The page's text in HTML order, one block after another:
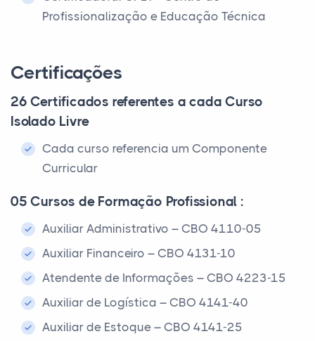
Profissionalização e Educação Técnica
Certificações
26 Certificados referentes a cada Curso
Isolado Livre
Cada curso referencia um Componente
Curricular
05 Cursos de Formação Profissional :
Auxiliar Administrativo – CBO 4110-05
Auxiliar Financeiro – CBO 4131-10
Atendente de Informações – CBO 4223-15
Auxiliar de Logística – CBO 4141-40
Auxiliar de Estoque – CBO 4141-25